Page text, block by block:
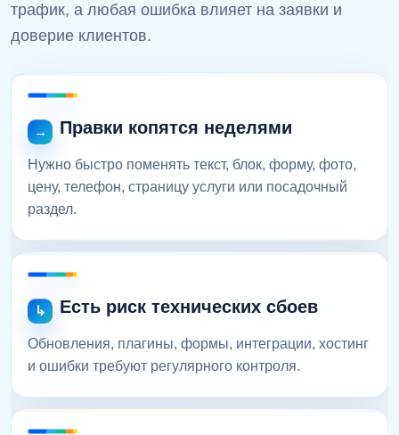
трафик, а любая ошибка влияет на заявки и
доверие клиентов.
Правки копятся неделями
Нужно быстро поменять текст, блок, форму, фото,
цену, телефон, страницу услуги или посадочный
раздел.
Есть риск технических сбоев
Обновления, плагины, формы, интеграции, хостинг
и ошибки требуют регулярного контроля.